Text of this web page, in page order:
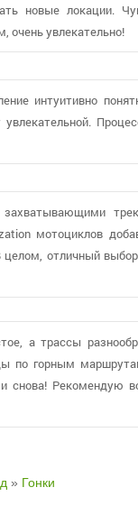
новые локации.
очень увлекательно!
интуитивно
мотоциклов
целом, отличный
а трассы
по горным
и снова! Рекомендую
» Гонки